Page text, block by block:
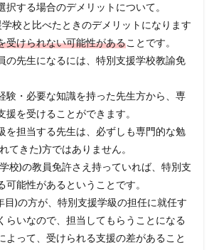
択する場合のデメリットについて。
校と比べたときのデメリットになります
受けられない可能性があることです。
の先生になるには、特別支援学校教諭免
験・必要な知識を持った先生方から、専
援を受けることができます。
を担当する先生は、必ずしも専門的な勉
てきた)方ではありません。
校)の教員免許さえ持っていれば、特別支
可能性があるということです。
目)の方が、特別支援学級の担任に就任す
らいなので、担当してもらうことになる
よって、受けられる支援の差があること